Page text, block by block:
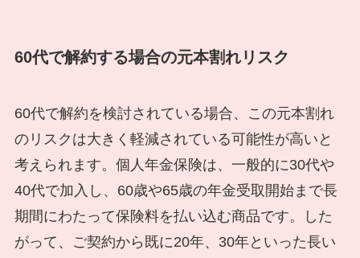
60代で解約する場合の元本割れリスク
60代で解約を検討されている場合、この元本割れ
のリスクは大きく軽減されている可能性が高いと
考えられます。個人年金保険は、一般的に30代や
40代で加入し、60歳や65歳の年金受取開始まで長
期間にわたって保険料を払い込む商品です。した
がって、ご契約から既に20年、30年といった長い